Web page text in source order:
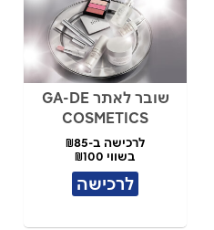
שובר לאתר GA-DE
COSMETICS
לרכישה ב-₪85
בשווי ₪100
לרכישה